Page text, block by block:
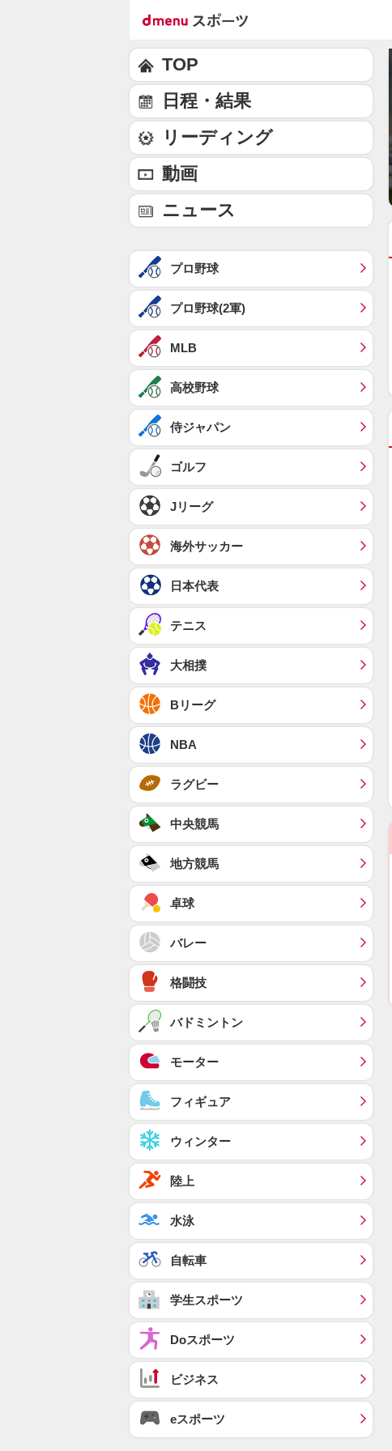
TOP
日程・結果
リーディング
動画
ニュース
プロ野球
プロ野球(2軍)
MLB
高校野球
侍ジャパン
ゴルフ
Jリーグ
海外サッカー
日本代表
テニス
大相撲
Bリーグ
NBA
ラグビー
中央競馬
地方競馬
卓球
バレー
格闘技
バドミントン
モーター
フィギュア
ウィンター
陸上
水泳
自転車
学生スポーツ
Doスポーツ
ビジネス
eスポーツ